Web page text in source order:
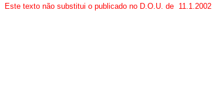
Este texto não substitui o publicado no D.O.U. de 11.1.2002